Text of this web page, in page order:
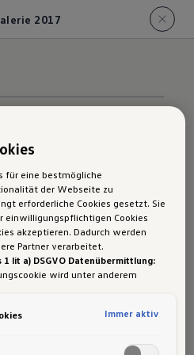
2017
Fahrzeuge können
österreichischen
Abgebildet sind teilweise
Mehrpreis. Alle
nicht kart. Richtpreise
und unter
Lesbarkeit der Texte
Wörtern
für eine bestmögliche
der Webseite zu
erforderliche Cookies gesetzt. Sie
einwilligungspflichtigen Cookies
akzeptieren. Dadurch werden
Partner verarbeitet.
lit a) DSGVO Datenübermittlung:
wird unter anderem
dort an die Google LLC) weitergibt.
Immer aktiv